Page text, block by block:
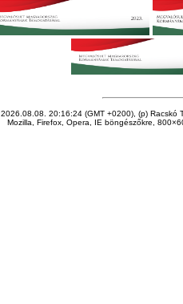
2026.08.08. 20:16:24 (GMT +0200), (p) Racskó
Mozilla, Firefox, Opera, IE böngészőkre,